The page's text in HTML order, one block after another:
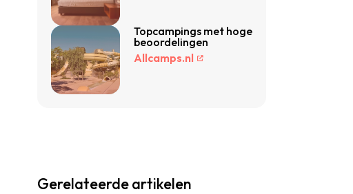
Topcampings met hoge
beoordelingen
Allcamps.nl
Gerelateerde artikelen